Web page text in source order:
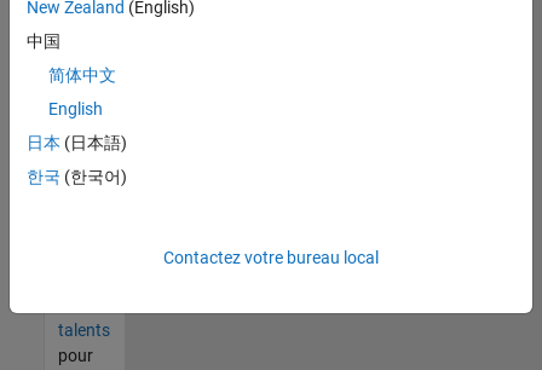
trouvez
pas
d'offre
corresponde
à vos
talents
pour
New Zealand (English)
中国
简体中文
English
日本 (日本語)
한국 (한국어)
Contactez votre bureau local